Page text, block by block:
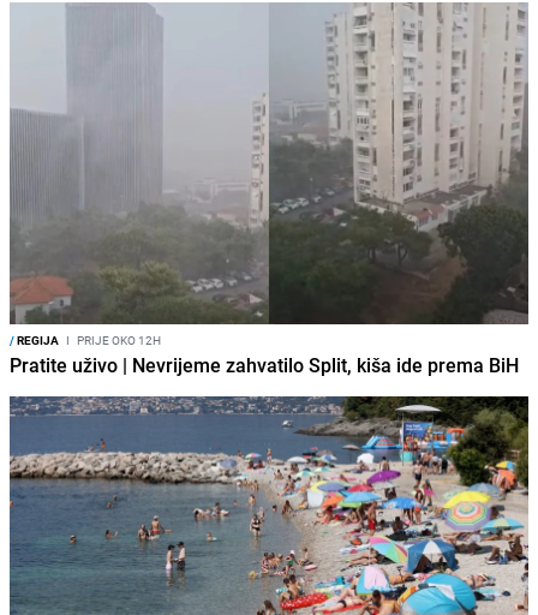
/REGIJA I PRIJE OKO 12H
Pratite uživo | Nevrijeme zahvatilo Split, kiša ide prema BiH